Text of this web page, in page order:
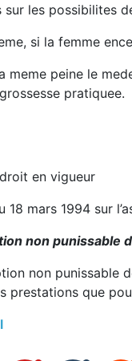
les possibilites
si la femme
meme peine le
pratiquee.
en vigueur
18 mars 1994 sur
non punissable
non punissable
prestations que